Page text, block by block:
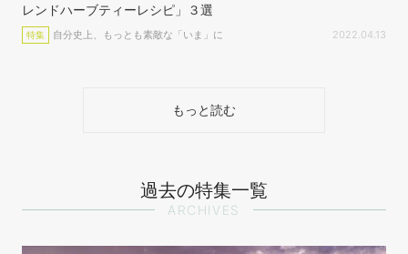
レンドハーブティーレシピ」３選
特集 自分史上、もっとも素敵な「いま」に 2022.04.13
もっと読む
過去の特集一覧
ARCHIVES